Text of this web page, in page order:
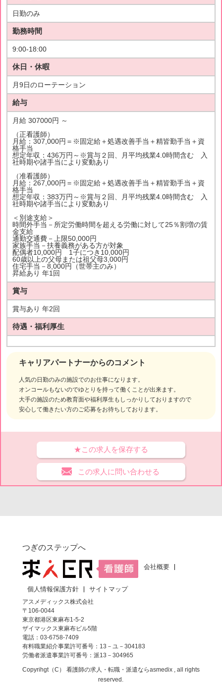
キャリアパートナーからのコメント
人気の日勤のみの施設でのお仕事になります。
オンコールもないのでゆとりを持って働くことが出来ます。
大手の施設のため教育面や福利厚生もしっかりしておりますので
安心して働きたい方のご応募をお待ちしております。
日勤のみ
勤務時間
9:00-18:00
休日・休暇
月9日のローテーション
給与
月給 307000円 ～
（正看護師）
月給：307,000円＝※固定給＋処遇改善手当＋精皆勤手当＋資
格手当
想定年収：436万円～※賞与２回、月平均残業4.0時間含む 入
社時期や諸手当により変動あり
（准看護師）
月給：267,000円＝※固定給＋処遇改善手当＋精皆勤手当＋資
格手当
想定年収：383万円～※賞与２回、月平均残業4.0時間含む 入
社時期や諸手当により変動あり
＜別途支給＞
時間外手当－所定労働時間を超える労働に対して25％割増の賃
金支給
通勤交通費－上限50,000円
家族手当－扶養義務がある方が対象
配偶者10,000円 1子につき10,000円
60歳以上の父母または祖父母3,000円
住宅手当－8,000円（世帯主のみ）
昇給あり 年1回
賞与
賞与あり 年2回
待遇・福利厚生
★この求人を保存する
この求人に問い合わせる
つぎのステップへ
会社概要
個人情報保護方針
サイトマップ
アスメディックス株式会社
〒106-0044
東京都港区東麻布1-5-2
ザイマックス東麻布ビル5階
電話：03-6758-7409
有料職業紹介事業許可番号：13－ユ－304183
労働者派遣事業許可番号：派13－304965
Copyrihgt（C） 看護師の求人・転職・派遣ならasmedix , all rights
reserved.